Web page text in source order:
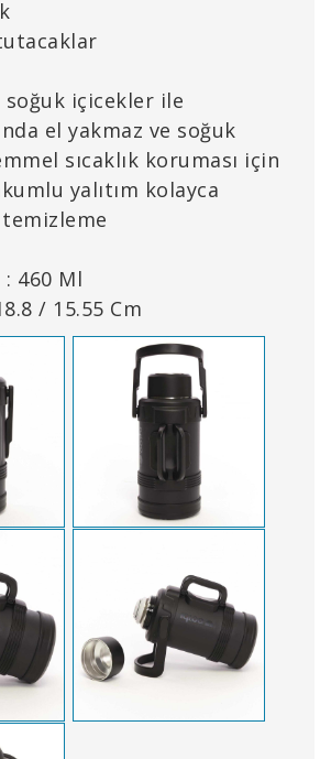
soğuk içicekler ile
el yakmaz ve soğuk
sıcaklık koruması için
yalıtım kolayca
460 Ml
/ 15.55 Cm